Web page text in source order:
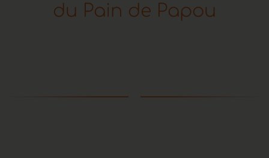
du Pain de Papou